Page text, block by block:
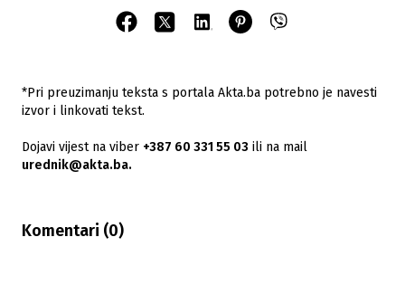
*Pri preuzimanju teksta s portala Akta.ba potrebno je navesti
izvor i linkovati tekst.
Dojavi vijest na viber +387 60 331 55 03 ili na mail
urednik@akta.ba.
Komentari (0)